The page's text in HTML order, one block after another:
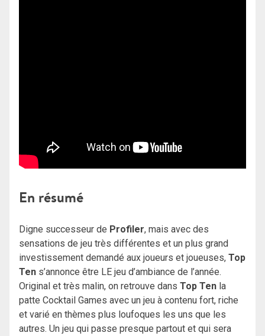
En résumé
Digne successeur de Profiler, mais avec des
sensations de jeu très différentes et un plus grand
investissement demandé aux joueurs et joueuses, Top
Ten s’annonce être LE jeu d’ambiance de l’année.
Original et très malin, on retrouve dans Top Ten la
patte Cocktail Games avec un jeu à contenu fort, riche
et varié en thèmes plus loufoques les uns que les
autres. Un jeu qui passe presque partout et qui sera